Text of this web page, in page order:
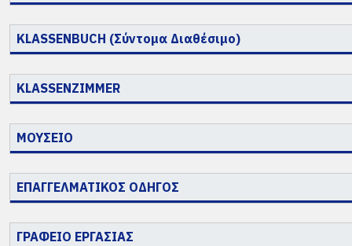
KLASSENBUCH (Σύντομα Διαθέσιμο)
KLASSENZIMMER
ΜΟΥΣΕΙΟ
ΕΠΑΓΓΕΛΜΑΤΙΚΟΣ ΟΔΗΓΟΣ
ΓΡΑΦΕΙΟ ΕΡΓΑΣΙΑΣ